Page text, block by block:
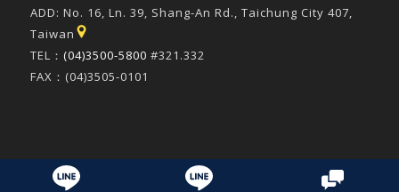
ADD: No. 16, Ln. 39, Shang-An Rd., Taichung City 407,
Taiwan
TEL： (04)3500-5800 #321.332
FAX：(04)3505-0101